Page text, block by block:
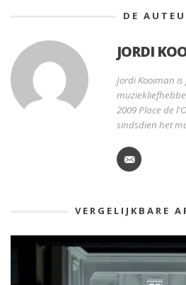
DE
JORDI
Jordi Kooiman
2009 Place de
sindsdien het
VERGELIJKBARE